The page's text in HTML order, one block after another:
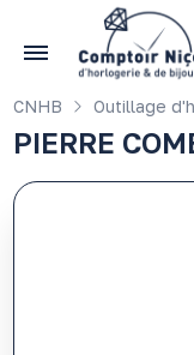
CNHB Outillage
PIERRE
Gérer les